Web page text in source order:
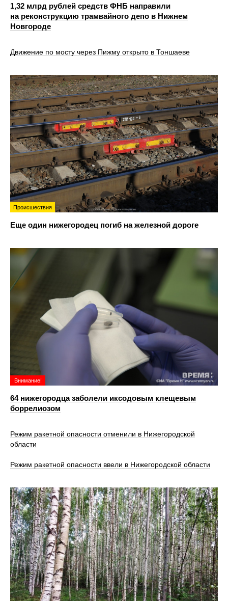
1,32 млрд рублей средств ФНБ направили
на реконструкцию трамвайного депо в Нижнем
Новгороде
Движение по мосту через Пижму открыто в Тоншаеве
Происшествия
Еще один нижегородец погиб на железной дороге
Внимание!
64 нижегородца заболели иксодовым клещевым
боррелиозом
Режим ракетной опасности отменили в Нижегородской
области
Режим ракетной опасности ввели в Нижегородской области